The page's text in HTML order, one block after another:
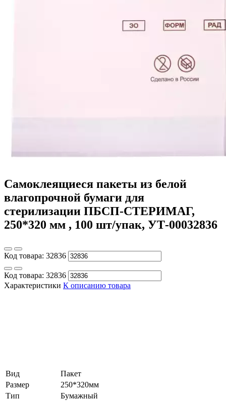
Самоклеящиеся пакеты из белой
влагопрочной бумаги для
стерилизации ПБСП-СТЕРИМАГ,
250*320 мм , 100 шт/упак, УТ-00032836
Код товара: 32836
Код товара: 32836
Характеристики К описанию товара
Вид
Пакет
Размер
250*320мм
Тип
Бумажный